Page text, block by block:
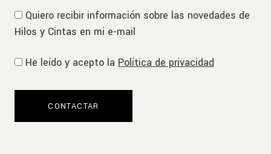
Quiero recibir información sobre las novedades de
Hilos y Cintas en mi e-mail
He leído y acepto la Política de privacidad